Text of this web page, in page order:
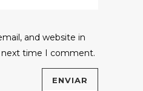
and website in
time I comment.